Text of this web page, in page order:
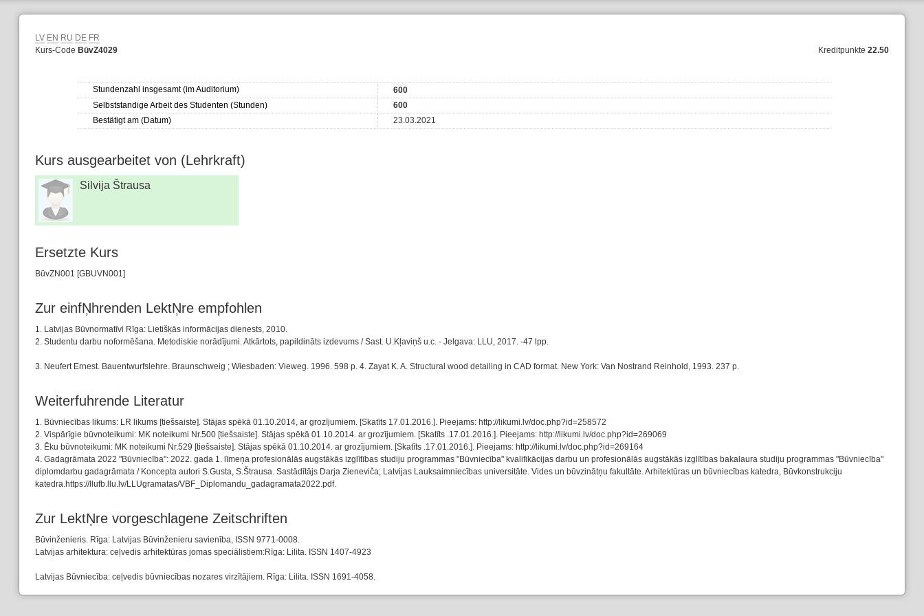
LV EN RU DE FR
Kurs-Code BūvZ4029 Kreditpunkte22.50
Stundenzahl insgesamt (im Auditorium)
600
Selbststandige Arbeit des Studenten (Stunden)
600
Bestätigt am (Datum)
23.03.2021
Kurs ausgearbeitet von (Lehrkraft)
Silvija Štrausa
Ersetzte Kurs
BūvZN001 [GBUVN001]
Zur einfŅhrenden LektŅre empfohlen
1. Latvijas Būvnormatīvi Rīga: Lietišķās informācijas dienests, 2010.
2. Studentu darbu noformēšana. Metodiskie norādījumi. Atkārtots, papildināts izdevums / Sast. U.Kļaviņš u.c. - Jelgava: LLU, 2017. -47 lpp.
3. Neufert Ernest. Bauentwurfslehre. Braunschweig ; Wiesbaden: Vieweg. 1996. 598 p. 4. Zayat K. A. Structural wood detailing in CAD format. New York: Van Nostrand Reinhold, 1993. 237 p.
Weiterfuhrende Literatur
1. Būvniecības likums: LR likums [tiešsaiste]. Stājas spēkā 01.10.2014, ar grozījumiem. [Skatīts 17.01.2016.]. Pieejams: http://likumi.lv/doc.php?id=258572
2. Vispārīgie būvnoteikumi: MK noteikumi Nr.500 [tiešsaiste]. Stājas spēkā 01.10.2014. ar grozījumiem. [Skatīts .17.01.2016.]. Pieejams: http://likumi.lv/doc.php?id=269069
3. Ēku būvnoteikumi: MK noteikumi Nr.529 [tiešsaiste]. Stājas spēkā 01.10.2014. ar grozījumiem. [Skatīts .17.01.2016.]. Pieejams: http://likumi.lv/doc.php?id=269164
4. Gadagrāmata 2022 "Būvniecība": 2022. gada 1. līmeņa profesionālās augstākās izglītības studiju programmas "Būvniecība" kvalifikācijas darbu un profesionālās augstākās izglītības bakalaura studiju programmas "Būvniecība"
diplomdarbu gadagrāmata / Koncepta autori S.Gusta, S.Štrausa. Sastādītājs Darja Zieneviča; Latvijas Lauksaimniecības universitāte. Vides un būvzinātņu fakultāte. Arhitektūras un būvniecības katedra, Būvkonstrukciju
katedra.https://llufb.llu.lv/LLUgramatas/VBF_Diplomandu_gadagramata2022.pdf.
Zur LektŅre vorgeschlagene Zeitschriften
Būvinženieris. Rīga: Latvijas Būvinženieru savienība, ISSN 9771-0008.
Latvijas arhitektura: ceļvedis arhitektūras jomas speciālistiem:Rīga: Lilita. ISSN 1407-4923
Latvijas Būvniecība: ceļvedis būvniecības nozares virzītājiem. Rīga: Lilita. ISSN 1691-4058.